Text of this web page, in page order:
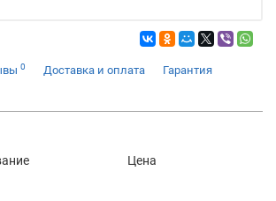
0 Доставка и оплата Гарантия
Цена